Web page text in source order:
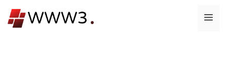
ン
メ